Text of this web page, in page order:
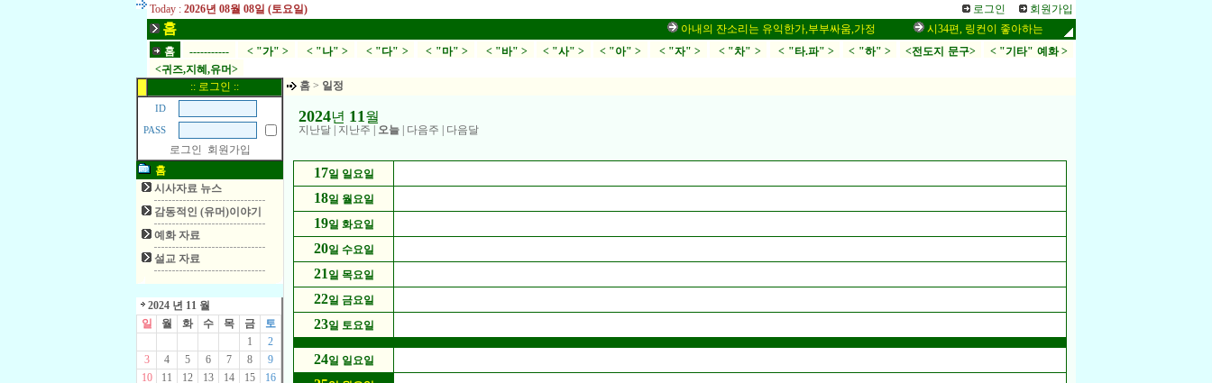
Today : 2026년 08월 08일 (토요일) 로그인 회원가입
홈 아내의 잔소리는 유익한가,부부싸움,가정 시34편, 링컨이 좋아하는 말씀,응답,두려움
홈
----------- < "가" > < "나" > < "다" > < "마" > < "바" > < "사" > < "아" > < "자" > < "차" > < "타.파" > < "하" > <전도지 문구>
< "기타" 예화 >
<귀즈,지혜,유머>
:: 로그인 ::
ID
PASS
로그인
회원가입
홈
시사자료 뉴스
감동적인 (유머)이야기
예화 자료
설교 자료
2024 년 11 월
일
월 화 수 목 금
토
1
2
3
4 5 6 7 8
9
10
11 12 13 14 15
16
홈 > 일정
2024년 11월
지난달 지난주 오늘 다음주 다음달
17일 일요일
18일 월요일
19일 화요일
20일 수요일
21일 목요일
22일 금요일
23일 토요일
24일 일요일